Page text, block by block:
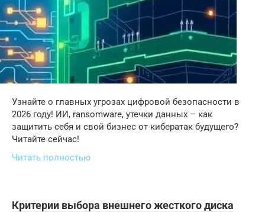
Узнайте о главных угрозах цифровой безопасности в
2026 году! ИИ, ransomware, утечки данных – как
защитить себя и свой бизнес от кибератак будущего?
Читайте сейчас!
Читать полностью
Критерии выбора внешнего жесткого диска